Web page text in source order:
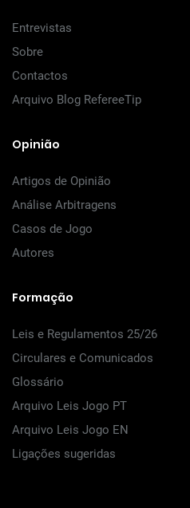
Entrevistas
Sobre
Contactos
Arquivo Blog RefereeTip
Opinião
Artigos de Opinião
Análise Arbitragens
Casos de Jogo
Autores
Formação
Leis e Regulamentos 25/26
Circulares e Comunicados
Glossário
Arquivo Leis Jogo PT
Arquivo Leis Jogo EN
Ligações sugeridas